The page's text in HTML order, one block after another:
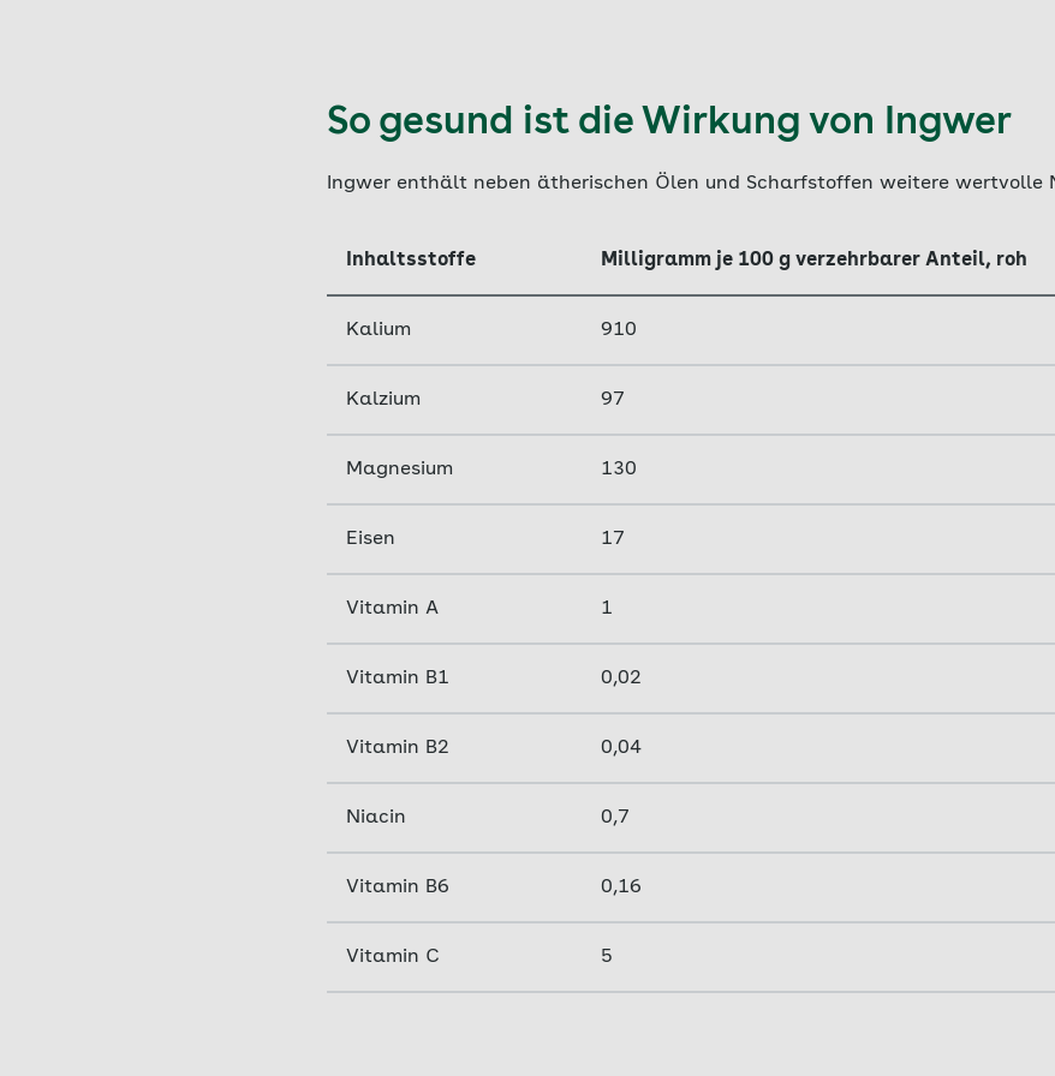
So gesund ist die Wirkung von Ingwer
Ingwer enthält neben ätherischen Ölen und Scharfstoffen weitere wertvolle
Inhaltsstoffe Milligramm je 100 g verzehrbarer Anteil, roh
Kalium 910
Kalzium 97
Magnesium 130
Eisen 17
Vitamin A 1
Vitamin B1 0,02
Vitamin B2 0,04
Niacin 0,7
Vitamin B6 0,16
Vitamin C 5